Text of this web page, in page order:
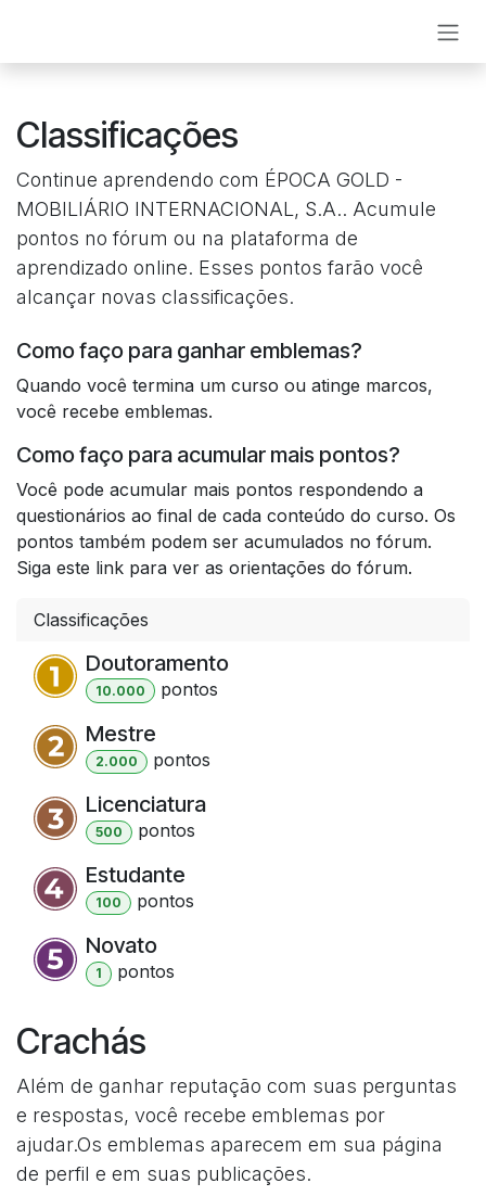
Classificações
Continue aprendendo com ÉPOCA GOLD -
MOBILIÁRIO INTERNACIONAL, S.A.. Acumule
pontos no fórum ou na plataforma de
aprendizado online. Esses pontos farão você
alcançar novas classificações.
Como faço para ganhar emblemas?
Quando você termina um curso ou atinge marcos,
você recebe emblemas.
Como faço para acumular mais pontos?
Você pode acumular mais pontos respondendo a
questionários ao final de cada conteúdo do curso. Os
pontos também podem ser acumulados no fórum.
Siga este link para ver as orientações do fórum.
Classificações
Doutoramento
10.000 pontos
Mestre
2.000 pontos
Licenciatura
500 pontos
Estudante
100 pontos
Novato
1 pontos
Crachás
Além de ganhar reputação com suas perguntas
e respostas, você recebe emblemas por
ajudar.Os emblemas aparecem em sua página
de perfil e em suas publicações.